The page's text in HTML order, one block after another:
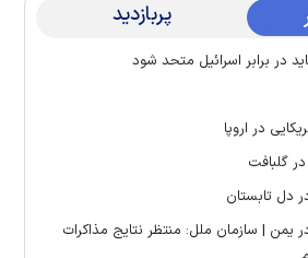
پربازدید
در برابر اسرائیل متحد شود
در اروپا
دل تابستان
در یمن | سازمان ملل: منتظر نتایج مذاکرات